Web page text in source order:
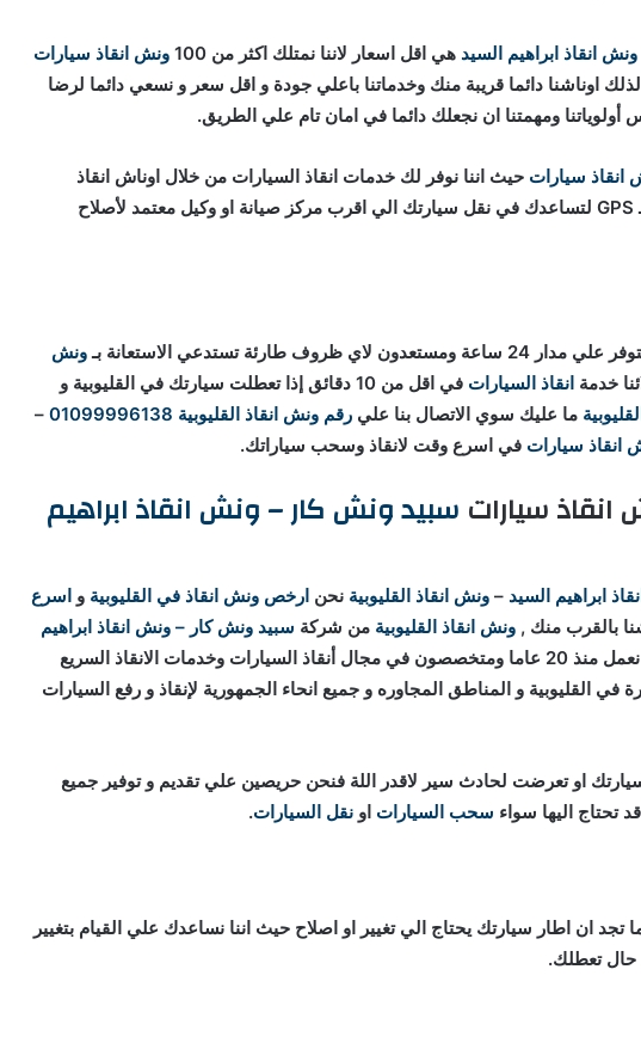
انقاذ ابراهيم السيد هي اقل اسعار لاننا نمتلك اكثر من 100
ونش انقاذ سيارات
اوناشنا دائما قريبة منك وخدماتنا باعلي جودة و اقل سعر و نسعي دائما لرضا
ومهمتنا ان نجعلك دائما في امان تام علي الطريق.
انقاذ سيارات حيث اننا نوفر لك خدمات انقاذ السيارات من خلال اوناش انقاذ
سيارات حديثة و مجهزة و مراقبة بـ GPS لتساعدك في نقل سيارتك الي اقرب مركز صيانة او وكيل معتمد لأصلاح
مدار 24 ساعة ومستعدون لاي ظروف طارئة تستدعي الاستعانة بـ
ونش
خدمة انقاذ السيارات في اقل من 10 دقائق
إذا تعطلت سيارتك في القليوبية و
ما عليك سوي الاتصال بنا علي رقم ونش انقاذ القليوبية 01099996138
–
انقاذ سيارات في اسرع وقت لانقاذ وسحب سياراتك.
سيارات سبيد ونش كار – ونش انقاذ ابراهيم
ابراهيم السيد – ونش انقاذ القليوبية نحن ارخص ونش انقاذ في القليوبية و اسرع
بالقرب منك , ونش انقاذ القليوبية من شركة سبيد ونش كار – ونش انقاذ ابراهيم
لأوناش انقاذ السيارات نحن نعمل منذ 20 عاما ومتخصصون في مجال أنقاذ السيارات وخدمات الانقاذ السريع
القليوبية و المناطق المجاوره و جميع انحاء الجمهورية لإنقاذ و رفع السيارات
او تعرضت لحادث سير لاقدر اللة فنحن حريصين علي تقديم و توفير جميع
تحتاج اليها سواء سحب السيارات او نقل السيارات.
تجد ان اطار سيارتك يحتاج الي تغيير او اصلاح حيث اننا نساعدك علي القيام بتغيير
حال تعطلك.